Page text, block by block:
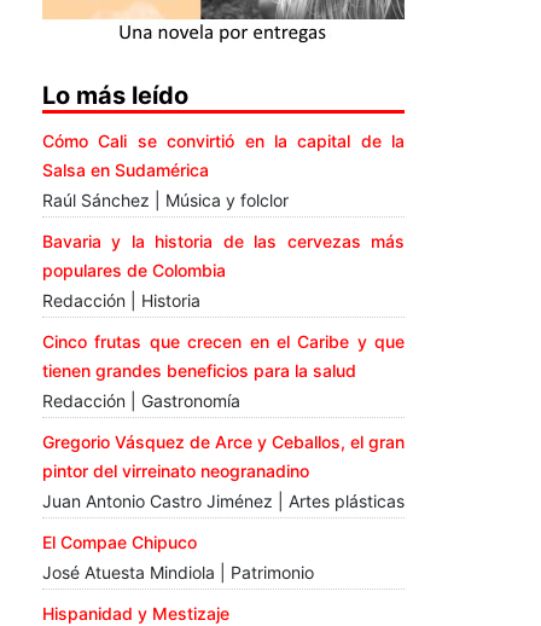
Lo más leído
Cómo Cali se convirtió en la capital de la
Salsa en Sudamérica
Raúl Sánchez | Música y folclor
Bavaria y la historia de las cervezas más
populares de Colombia
Redacción | Historia
Cinco frutas que crecen en el Caribe y que
tienen grandes beneficios para la salud
Redacción | Gastronomía
Gregorio Vásquez de Arce y Ceballos, el gran
pintor del virreinato neogranadino
Juan Antonio Castro Jiménez | Artes plásticas
El Compae Chipuco
José Atuesta Mindiola | Patrimonio
Hispanidad y Mestizaje